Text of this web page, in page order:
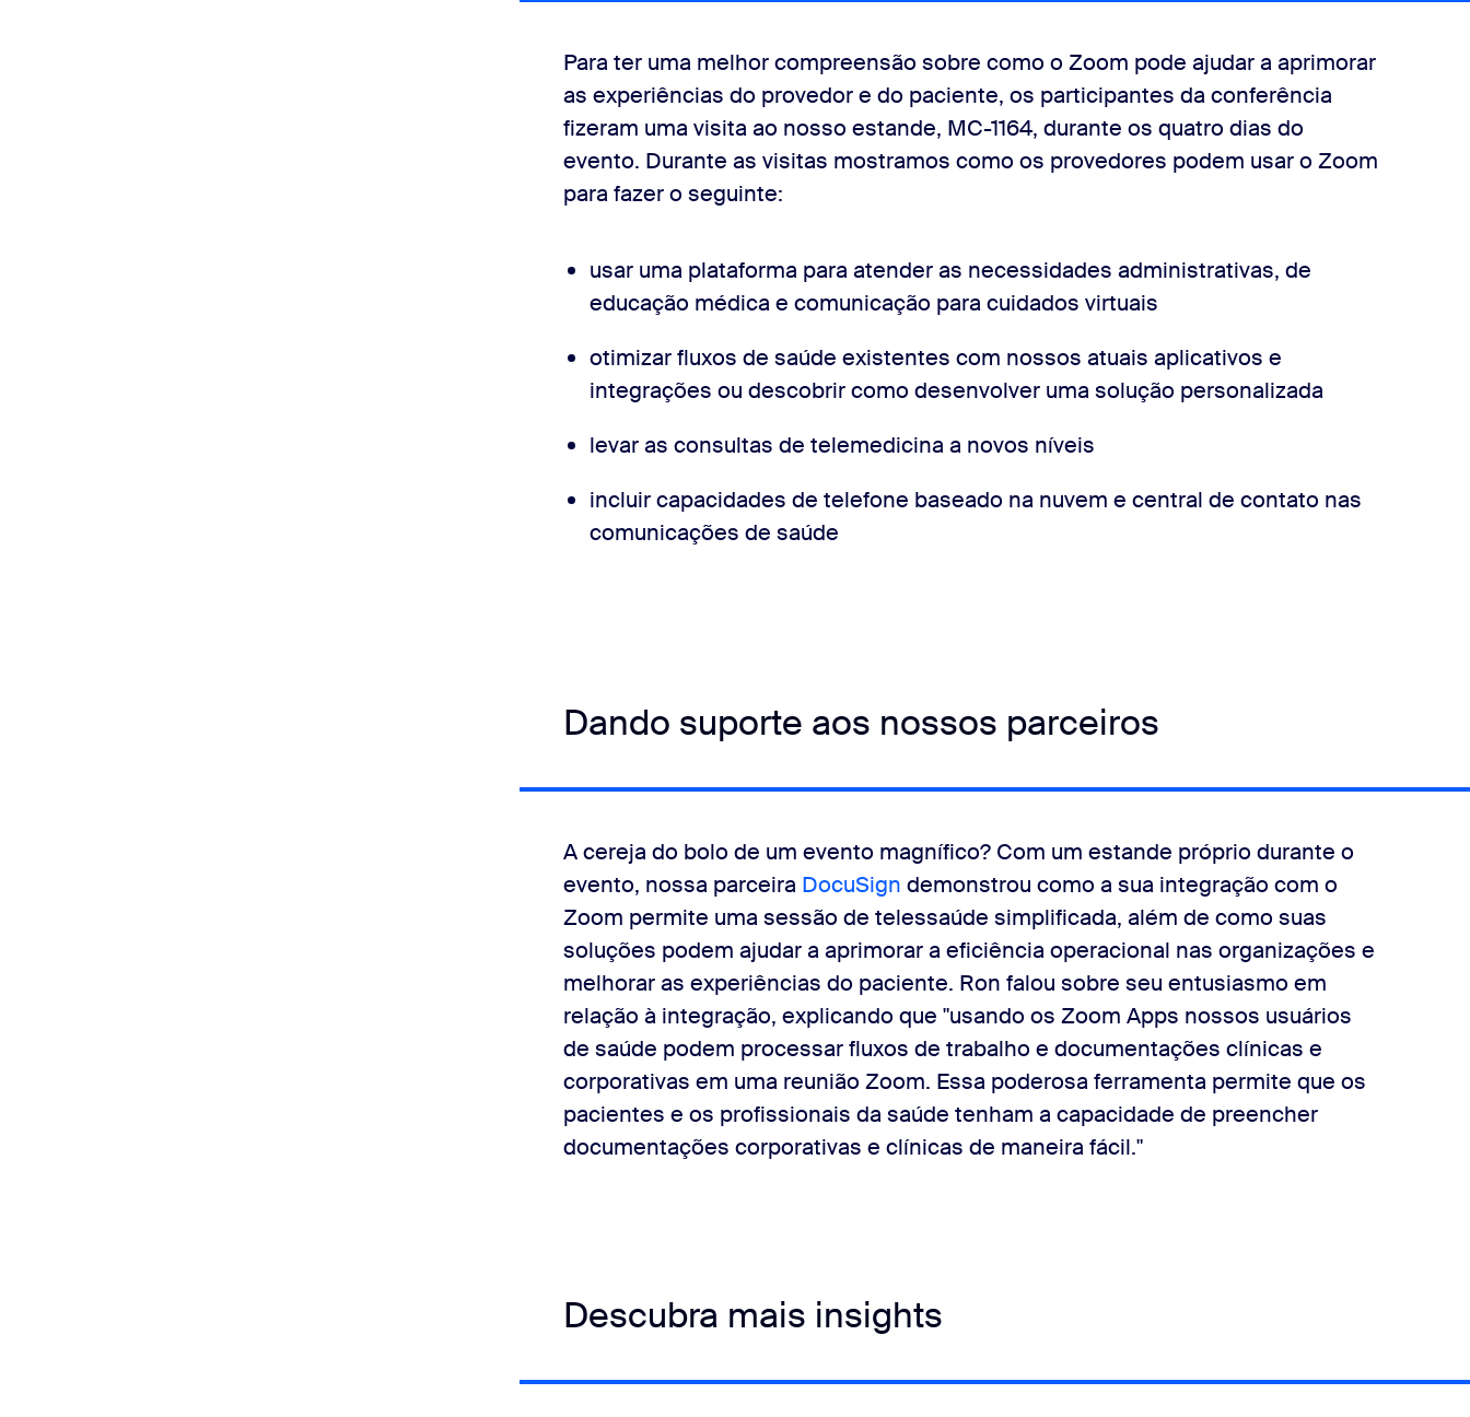
Para ter uma melhor compreensão sobre como o Zoom pode ajudar a aprimorar
as experiências do provedor e do paciente, os participantes da conferência
fizeram uma visita ao nosso estande, MC-1164, durante os quatro dias do
evento. Durante as visitas mostramos como os provedores podem usar o Zoom
para fazer o seguinte:
usar uma plataforma para atender as necessidades administrativas, de
educação médica e comunicação para cuidados virtuais
otimizar fluxos de saúde existentes com nossos atuais aplicativos e
integrações ou descobrir como desenvolver uma solução personalizada
levar as consultas de telemedicina a novos níveis
incluir capacidades de telefone baseado na nuvem e central de contato nas
comunicações de saúde
Dando suporte aos nossos parceiros
A cereja do bolo de um evento magnífico? Com um estande próprio durante o
evento, nossa parceira DocuSign demonstrou como a sua integração com o
Zoom permite uma sessão de telessaúde simplificada, além de como suas
soluções podem ajudar a aprimorar a eficiência operacional nas organizações e
melhorar as experiências do paciente. Ron falou sobre seu entusiasmo em
relação à integração, explicando que "usando os Zoom Apps nossos usuários
de saúde podem processar fluxos de trabalho e documentações clínicas e
corporativas em uma reunião Zoom. Essa poderosa ferramenta permite que os
pacientes e os profissionais da saúde tenham a capacidade de preencher
documentações corporativas e clínicas de maneira fácil."
Descubra mais insights